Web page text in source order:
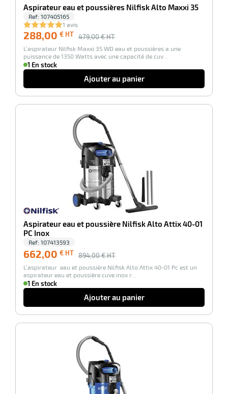
Aspirateur eau et poussières Nilfisk Alto Maxxi 35
Ref: 107405165
1 avis
288,00 € HT 479,00 € HT
L’aspirateur Nilfisk Maxxi 35 WD eau et poussières a une
puissance de 1350 Watts avec une capacité de cuv…
1 En stock
Ajouter au panier
Aspirateur eau et poussière Nilfisk Alto Attix 40-01
PC Inox
Ref: 107413593
662,00 € HT 894,00 € HT
L’aspirateur eau et poussière Nilfisk Alto Attix 40-01 Pc est un
aspirateur eau et poussière cuve inox r…
1 En stock
Ajouter au panier